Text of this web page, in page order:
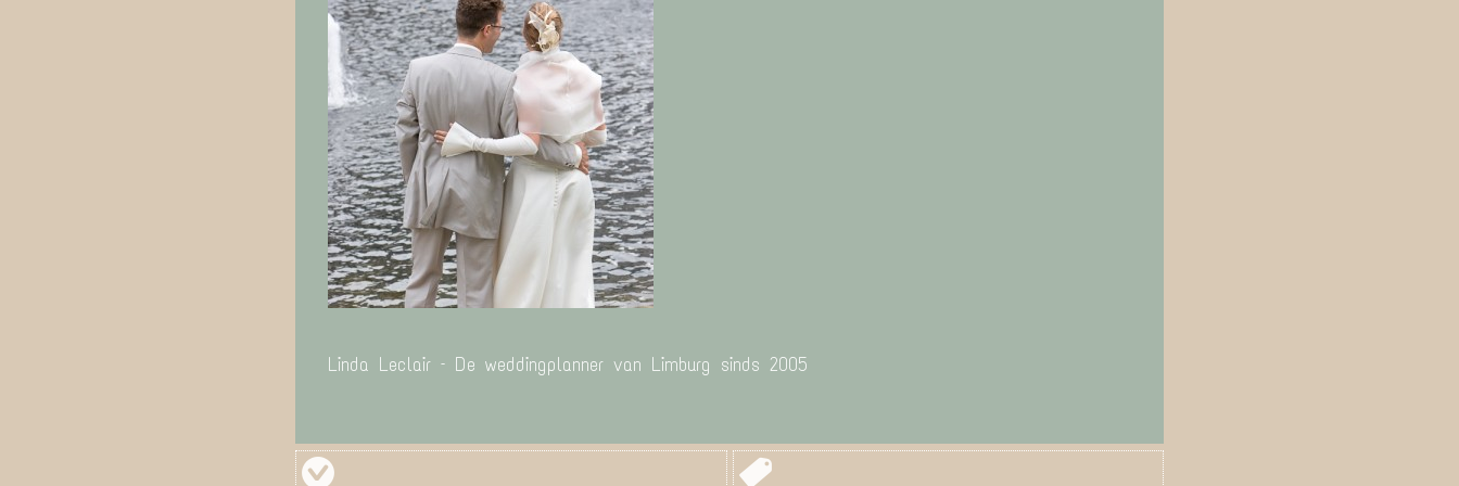
Linda Leclair – De weddingplanner van Limburg sinds 2005